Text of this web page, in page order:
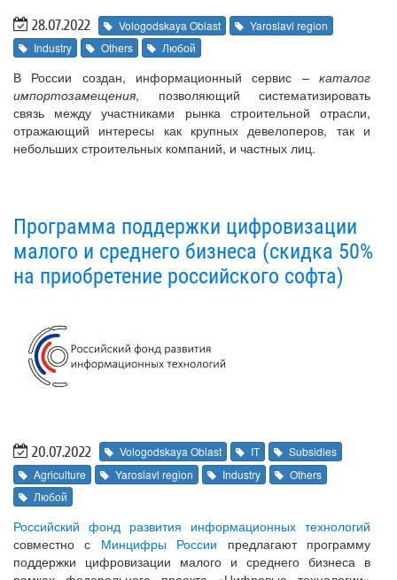
28.07.2022 Vologodskaya Oblast
Yaroslavl region
Industry
Others Любой
В России создан, информационный сервис –каталог
импортозамещения, позволяющий систематизировать
связь между участниками рынка строительной отрасли,
отражающий интересы как крупных девелоперов, так и
небольших строительных компаний, и частных лиц.
Программа поддержки цифровизации
малого и среднего бизнеса (скидка 50%
на приобретение российского софта)
20.07.2022 Vologodskaya Oblast IT
Subsidies
Agriculture
Yaroslavl region Industry
Others
Любой
Российский фонд развития информационных технологий
совместно с Минцифры России предлагают программу
поддержки цифровизации малого и среднего бизнеса в